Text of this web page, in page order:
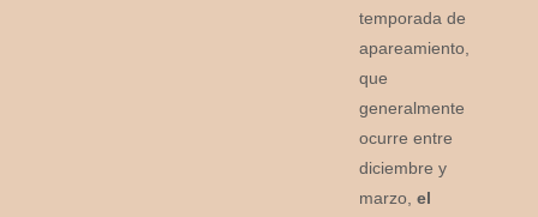
temporada de
apareamiento,
que
generalmente
ocurre entre
diciembre y
marzo,el